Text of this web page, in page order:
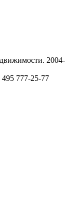
2004-
495 777-25-77